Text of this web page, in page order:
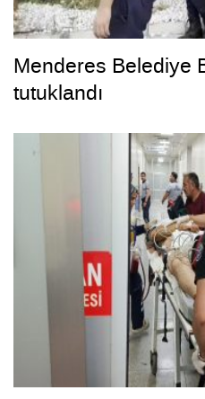
Menderes Belediye
tutuklandı